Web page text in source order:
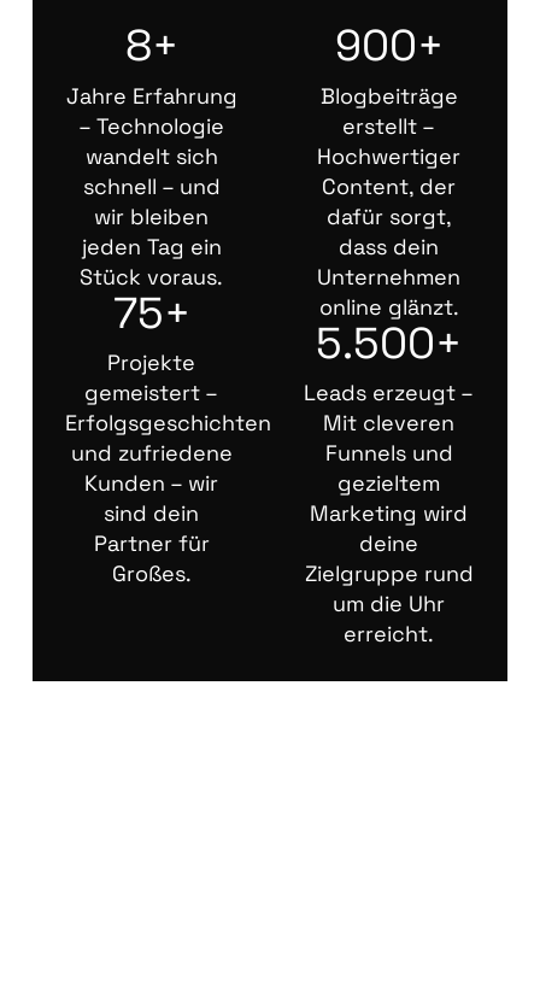
8+
Jahre Erfahrung
– Technologie
wandelt sich
schnell – und
wir bleiben
jeden Tag ein
Stück voraus.
75+
Projekte
gemeistert –
Erfolgsgeschichten
und zufriedene
Kunden – wir
sind dein
Partner für
Großes.
900+
Blogbeiträge
erstellt –
Hochwertiger
Content, der
dafür sorgt,
dass dein
Unternehmen
online glänzt.
5.500+
Leads erzeugt –
Mit cleveren
Funnels und
gezieltem
Marketing wird
deine
Zielgruppe rund
um die Uhr
erreicht.